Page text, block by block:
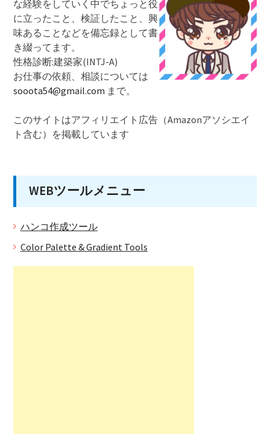
な経験をしていく中でちょっと役
に立ったこと、検証したこと、興
味あることなどを備忘録として書
き綴ってます。
性格診断:建築家(INTJ-A)
お仕事の依頼、相談については
sooota54@gmail.com まで。
このサイトはアフィリエイト広告（Amazonアソシエイ
ト含む）を掲載しています
WEBツールメニュー
ハンコ作成ツール
Color Palette & Gradient Tools